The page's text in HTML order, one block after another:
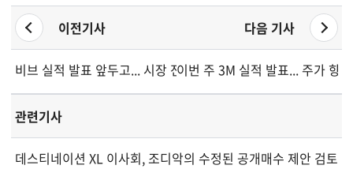
이전기사 다음 기사
비브 실적 발표 앞두고... 시장 전망은?이번 주 3M 실적 발표... 주가 향
관련기사
데스티네이션 XL 이사회, 조디악의 수정된 공개매수 제안 검토